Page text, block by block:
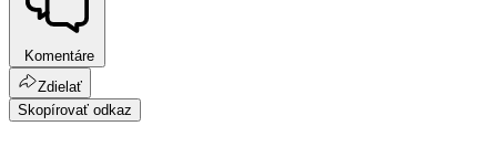
Komentáre
Zdielať
Skopírovať odkaz